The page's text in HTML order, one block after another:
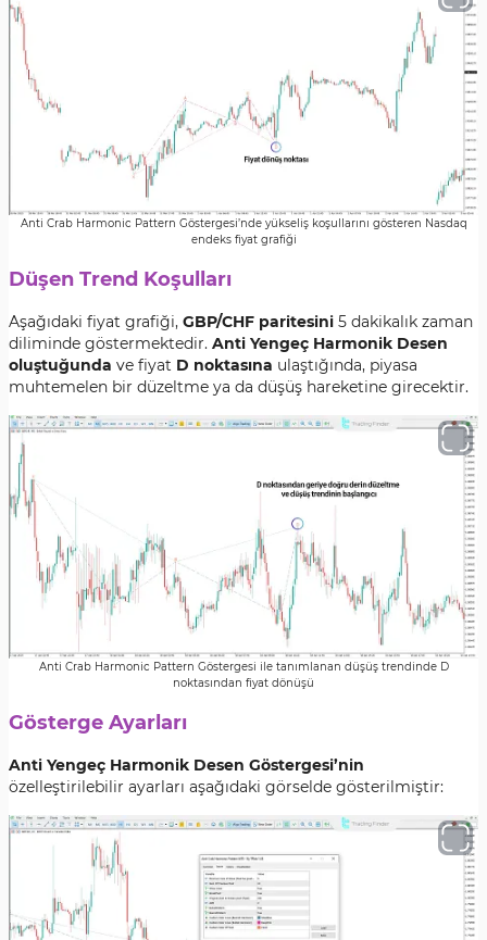
Anti Crab Harmonic Pattern Göstergesi’nde yükseliş koşullarını gösteren Nasdaq
endeks fiyat grafiği
Düşen Trend Koşulları
Aşağıdaki fiyat grafiği, GBP/CHF paritesini 5 dakikalık zaman
diliminde göstermektedir. Anti Yengeç Harmonik Desen
oluştuğunda ve fiyat D noktasına ulaştığında, piyasa
muhtemelen bir düzeltme ya da düşüş hareketine girecektir.
Anti Crab Harmonic Pattern Göstergesi ile tanımlanan düşüş trendinde D
noktasından fiyat dönüşü
Gösterge Ayarları
Anti Yengeç Harmonik Desen Göstergesi’nin
özelleştirilebilir ayarları aşağıdaki görselde gösterilmiştir: